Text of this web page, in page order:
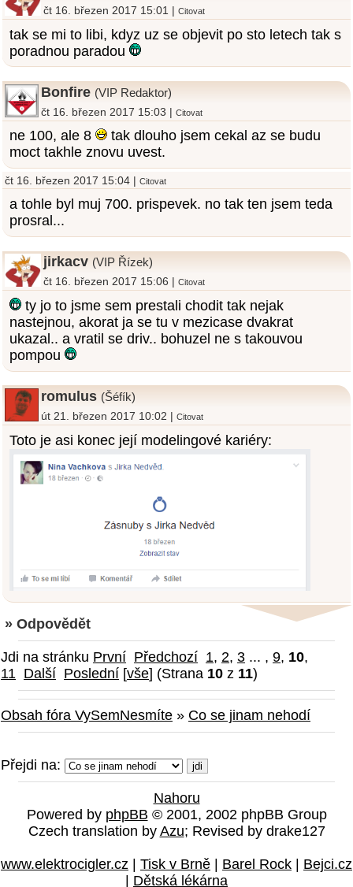
čt 16. březen 2017 15:01 |Citovat
tak se mi to libi, kdyz uz se objevit po sto letech tak s
poradnou paradou
Bonfire (VIP Redaktor)
čt 16. březen 2017 15:03 |Citovat
ne 100, ale 8
tak dlouho jsem cekal az se budu
moct takhle znovu uvest.
čt 16. březen 2017 15:04 | Citovat
a tohle byl muj 700. prispevek. no tak ten jsem teda
prosral...
jirkacv (VIP Řízek)
čt 16. březen 2017 15:06 |Citovat
ty jo to jsme sem prestali chodit tak nejak
nastejnou, akorat ja se tu v mezicase dvakrat
ukazal.. a vratil se driv.. bohuzel ne s takouvou
pompou
romulus (Šéfík)
út 21. březen 2017 10:02 |Citovat
Toto je asi konec její modelingové kariéry:
» Odpovědět
Jdi na stránku První Předchozí 1, 2, 3 ... , 9, 10,
11 Další Poslední [vše] (Strana 10 z 11)
Obsah fóra VySemNesmíte » Co se jinam nehodí
Přejdi na:
Nahoru
Powered by phpBB © 2001, 2002 phpBB Group
Czech translation by Azu; Revised by drake127
www.elektrocigler.cz Tisk v Brně Barel Rock
Bejci.cz
Dětská lékárna